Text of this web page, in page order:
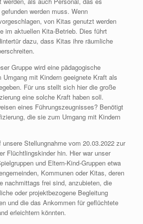
werden muss. Wenn
von Kitas genutzt werden
im aktuellen Kita-Betrieb. Dies führt
dazu, dass Kitas ihre räumliche
Gruppe wird eine pädagogische
Umgang mit Kindern geeignete Kraft als
Für uns stellt sich hier die große
eine solche Kraft haben soll.
eines Führungszeugnisses? Benötigt
die sie zum Umgang mit Kindern
Stellungnahme vom 20.03.2022 zur
Flüchtlingskinder hin. Hier war unser
und Eltern-Kind-Gruppen etwa
Kommunen oder Kitas, deren
nachmittags frei sind, anzubieten, die
oder projektbezogene Begleitung
und die das Ankommen für geflüchtete
erleichtern könnten.